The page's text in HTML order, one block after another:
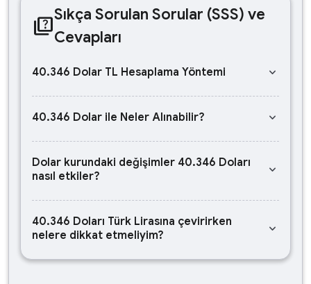
quizSıkça Sorulan Sorular (SSS) ve
Cevapları
40.346 Dolar TL Hesaplama Yöntemi keyboard_arrow_down
40.346 Dolar ile Neler Alınabilir? keyboard_arrow_down
Dolar kurundaki değişimler 40.346 Doları
nasıl etkiler?
keyboard_arrow_down
40.346 Doları Türk Lirasına çevirirken
nelere dikkat etmeliyim?
keyboard_arrow_down